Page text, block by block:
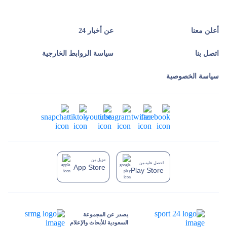
يصدر عن المجموعة
السعودية للأبحاث والإعلام
أعلن معنا عن أخبار 24
اتصل بنا سياسة الروابط الخارجية
سياسة الخصوصية
تنزيل من
App Store
احصل عليه من
Play Store